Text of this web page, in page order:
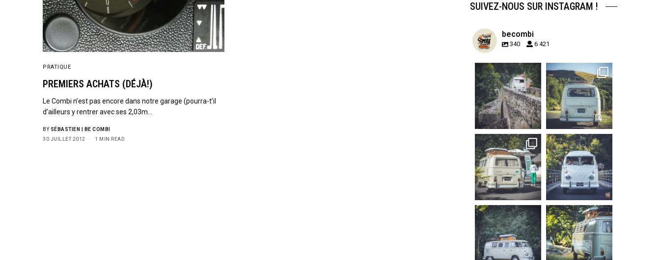
PRATIQUE
PREMIERS ACHATS (DÉJÀ!)
Le Combi n’est pas encore dans notre garage (pourra-t’il
d’ailleurs y rentrer avec ses 2,03m…
BY SÉBASTIEN | BE COMBI
30 JUILLET 2012
1 MIN READ
SUIVEZ-NOUS SUR INSTAGRAM !
becombi
340 6 421
becombi
Sep 15
219
3
becombi
Sep 12
216
3
becombi
Sep 10
220
4
becombi
Août 10
177
becombi
Août 10
becombi
Août 10